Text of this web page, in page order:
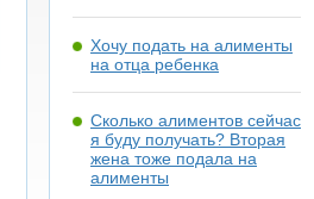
Хочу подать на алименты
на отца ребенка
Сколько алиментов сейчас
я буду получать? Вторая
жена тоже подала на
алименты